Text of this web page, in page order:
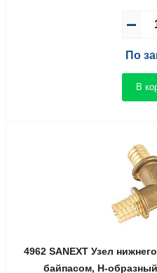
По
В
4962 SANEXT Узел
байпасом, Н-